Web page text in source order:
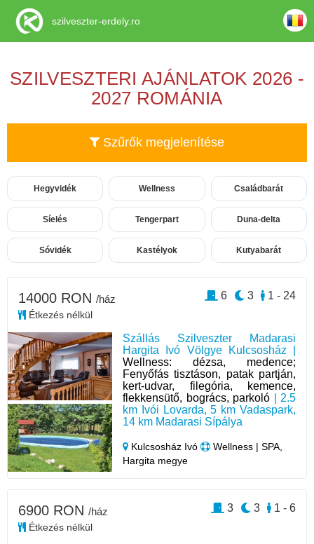
SZILVESZTERI AJÁNLATOK 2026 -
2027 ROMÁNIA
Szűrők megjelenítése
Hegyvidék Wellness Családbarát
Síelés Tengerpart Duna-delta
Sóvidék Kastélyok Kutyabarát
Szállás Szilveszter Madarasi
Hargita Ivó Völgye Kulcsosház |
Wellness: dézsa, medence;
Fenyőfás tisztáson, patak partján,
kert-udvar, filegória, kemence,
flekkensütő, bogrács, parkoló | 2.5
km Ivói Lovarda, 5 km Vadaspark,
14 km Madarasi Sípálya
Kulcsosház Ivó
Wellness | SPA,
Hargita megye
14000 RON /ház
Étkezés nélkül
1 - 24
3
6
6900 RON /ház
Étkezés nélkül
1 - 6
3
3
szilveszter-erdely.ro